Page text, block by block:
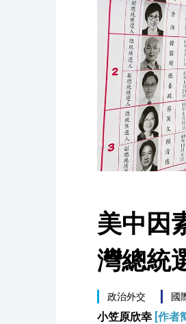
美中因
灣總統
政治外交 國
小笠原欣幸 [作者